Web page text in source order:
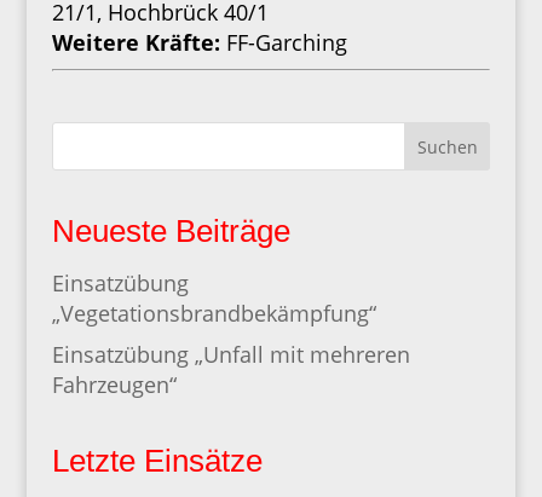
21/1, Hochbrück 40/1
Weitere Kräfte: FF-Garching
Suchen
Neueste Beiträge
Einsatzübung
„Vegetationsbrandbekämpfung“
Einsatzübung „Unfall mit mehreren
Fahrzeugen“
Letzte Einsätze